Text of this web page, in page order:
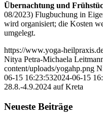
Übernachtung und
08/2023) Flugbuchung in
wird organisiert; die Kosten
umgelegt.
https://www.yoga-
Nitya Petra-Michaela
content/uploads/yogahp.png
06-15 16:23:532024-06-15
28.8.-4.9.2024 auf Kreta
Neueste Beiträge